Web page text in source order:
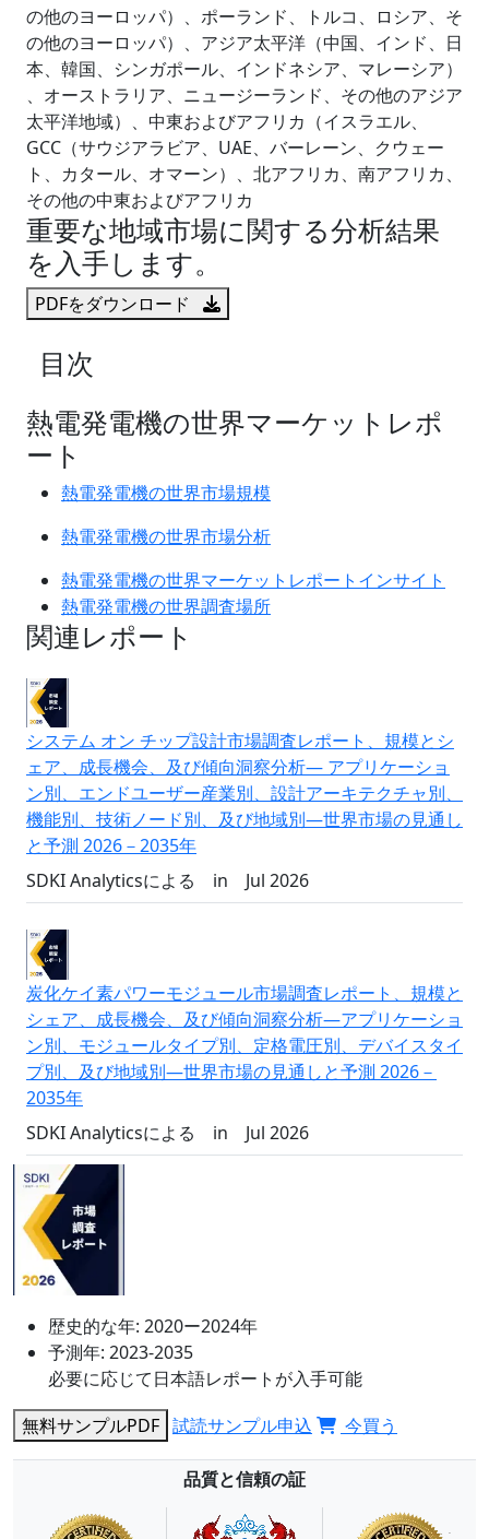
の他のヨーロッパ）、ポーランド、トルコ、ロシア、そ
の他のヨーロッパ）、アジア太平洋（中国、インド、日
本、韓国、シンガポール、インドネシア、マレーシア）
、オーストラリア、ニュージーランド、その他のアジア
太平洋地域）、中東およびアフリカ（イスラエル、
GCC（サウジアラビア、UAE、バーレーン、クウェー
ト、カタール、オマーン）、北アフリカ、南アフリカ、
その他の中東およびアフリカ
重要な地域市場に関する分析結果
を入手します。
PDFをダウンロード
目次
熱電発電機の世界マーケットレポ
ート
熱電発電機の世界市場規模
熱電発電機の世界市場分析
熱電発電機の世界マーケットレポートインサイト
熱電発電機の世界調査場所
関連レポート
システム オン チップ設計市場調査レポート、規模とシ
ェア、成長機会、及び傾向洞察分析― アプリケーショ
ン別、エンドユーザー産業別、設計アーキテクチャ別、
機能別、技術ノード別、及び地域別―世界市場の見通し
と予測 2026－2035年
SDKI Analyticsによる
in Jul 2026
炭化ケイ素パワーモジュール市場調査レポート、規模と
シェア、成長機会、及び傾向洞察分析―アプリケーショ
ン別、モジュールタイプ別、定格電圧別、デバイスタイ
プ別、及び地域別―世界市場の見通しと予測 2026－
2035年
SDKI Analyticsによる
in Jul 2026
歴史的な年: 2020ー2024年
予測年: 2023-2035
必要に応じて日本語レポートが入手可能
無料サンプルPDF 試読サンプル申込 今買う
品質と信頼の証